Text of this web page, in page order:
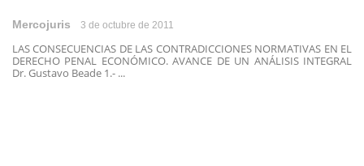
Mercojuris 3 de octubre de 2011
LAS CONSECUENCIAS DE LAS CONTRADICCIONES NORMATIVAS EN EL
DERECHO PENAL ECONÓMICO. AVANCE DE UN ANÁLISIS INTEGRAL
Dr. Gustavo Beade 1.- ...